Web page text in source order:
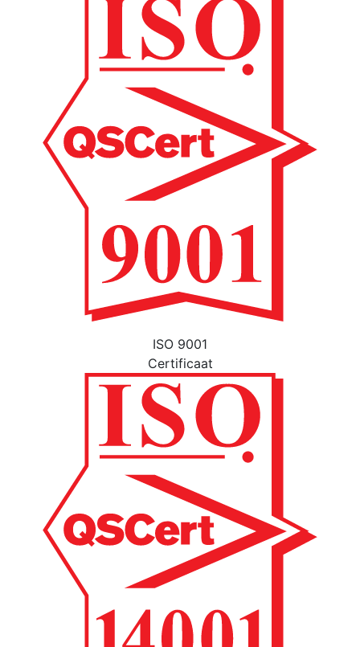
ISO 9001
Certificaat